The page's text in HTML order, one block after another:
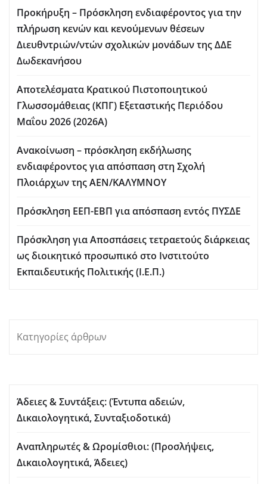
Προκήρυξη – Πρόσκληση ενδιαφέροντος για την
πλήρωση κενών και κενούμενων θέσεων
Διευθντριών/ντών σχολικών μονάδων της ΔΔΕ
Δωδεκανήσου
Αποτελέσματα Κρατικού Πιστοποιητικού
Γλωσσομάθειας (ΚΠΓ) Εξεταστικής Περιόδου
Μαΐου 2026 (2026Α)
Ανακοίνωση – πρόσκληση εκδήλωσης
ενδιαφέροντος για απόσπαση στη Σχολή
Πλοιάρχων της ΑΕΝ/ΚΑΛΥΜΝΟΥ
Πρόσκληση ΕΕΠ-ΕΒΠ για απόσπαση εντός ΠΥΣΔΕ
Πρόσκληση για Aποσπάσεις τετραετούς διάρκειας
ως διοικητικό προσωπικό στο Ινστιτούτο
Εκπαιδευτικής Πολιτικής (Ι.Ε.Π.)
Κατηγορίες άρθρων
Άδειες & Συντάξεις: (Έντυπα αδειών,
Δικαιολογητικά, Συνταξιοδοτικά)
Αναπληρωτές & Ωρομίσθιοι: (Προσλήψεις,
Δικαιολογητικά, Άδειες)